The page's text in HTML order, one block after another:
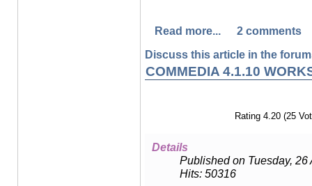
Read more...
2 comments
Discuss this article in the
COMMEDIA 4.1.10
Rating 4.20 (25
Details
Published on Tuesday, 26
Hits: 50316